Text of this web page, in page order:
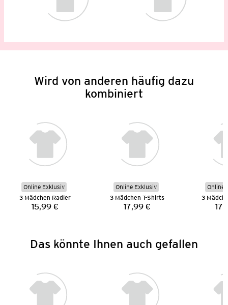
Wird von anderen häufig dazu
kombiniert
Online Exklusiv
3 Mädchen Radler
Preis:
15,99 €
Online Exklusiv
3 Mädchen T-Shirts
Preis:
17,99 €
Online
3
Das könnte Ihnen auch gefallen